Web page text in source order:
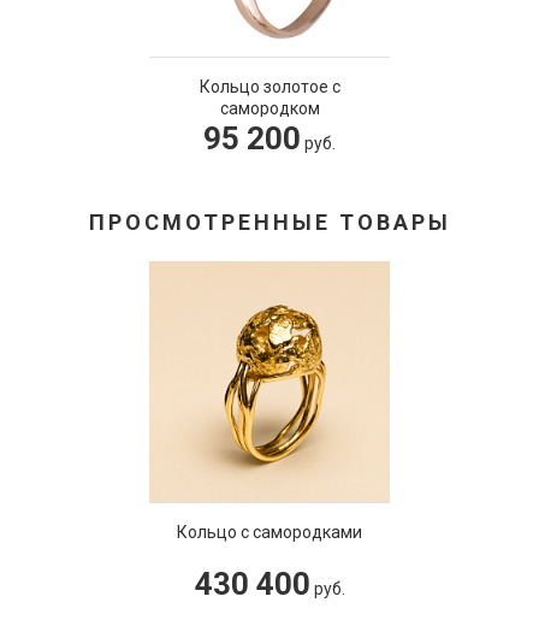
Кольцо золотое с
самородком
95 200 руб.
ПРОСМОТРЕННЫЕ ТОВАРЫ
Кольцо с самородками
430 400 руб.